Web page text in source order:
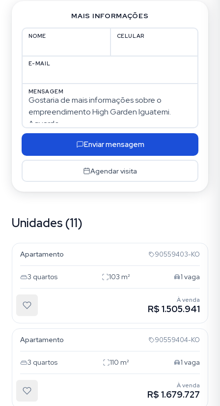
MAIS INFORMAÇÕES
NOME CELULAR
E-MAIL
MENSAGEM
Enviar mensagem
Agendar visita
Unidades (11)
Boa Vista
Apartamento 90559403-KO
3 quartos 103 m² 1 vaga
À venda
R$ 1.505.941
Apartamento 90559404-KO
3 quartos 110 m² 1 vaga
À venda
R$ 1.679.727